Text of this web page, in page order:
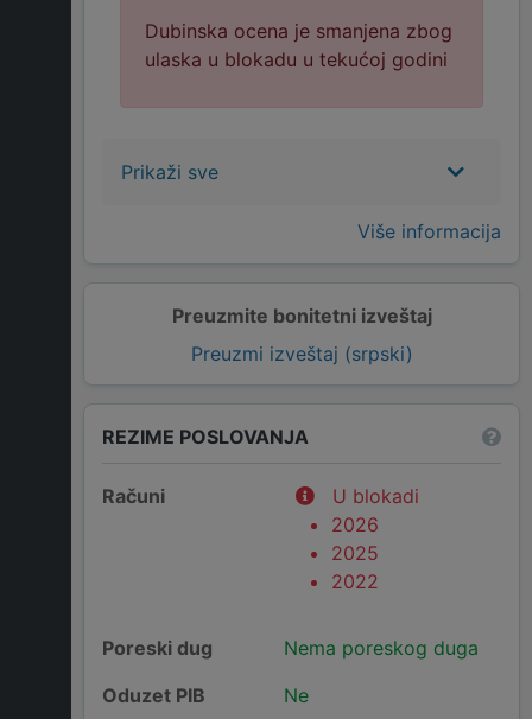
Preuzmite bonitetni izveštaj
Preuzmi izveštaj (srpski)
Dubinska ocena je smanjena zbog
ulaska u blokadu u tekućoj godini
Prikaži sve
Više informacija
REZIME POSLOVANJA
Računi
U blokadi
2026
2025
2022
Poreski dug
Nema poreskog duga
Oduzet PIB
Ne